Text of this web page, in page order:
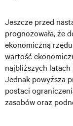
Jeszcze przed
prognozowała, że
ekonomiczną
wartość
najbliższych
Jednak powyższa
postaci
zasobów oraz